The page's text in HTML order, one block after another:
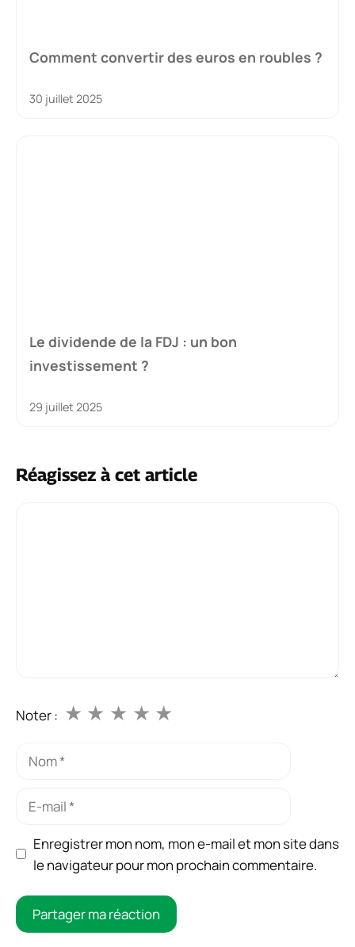
Comment convertir des euros en roubles ?
30 juillet 2025
Le dividende de la FDJ : un bon
investissement ?
29 juillet 2025
Réagissez à cet article
Noter : ★
★
★
★
★
Nom
Enregistrer mon nom, mon e-mail et mon site dans
le navigateur pour mon prochain commentaire.